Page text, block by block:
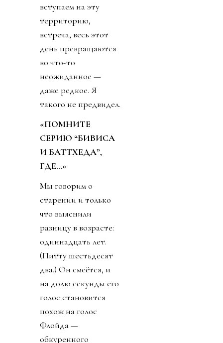
вступаем на эту
территорию,
встреча, весь этот
день превращаются
во что-то
неожиданное —
даже редкое. Я
такого не предвидел.
«ПОМНИТЕ
СЕРИЮ “БИВИСА
И БАТТХЕДА”,
ГДЕ…»
Мы говорим о
старении и только
что выяснили
разницу в возрасте:
одиннадцать лет.
(Питту шестьдесят
два.) Он смеётся, и
на долю секунды его
голос становится
похож на голос
Флойда —
обкуренного